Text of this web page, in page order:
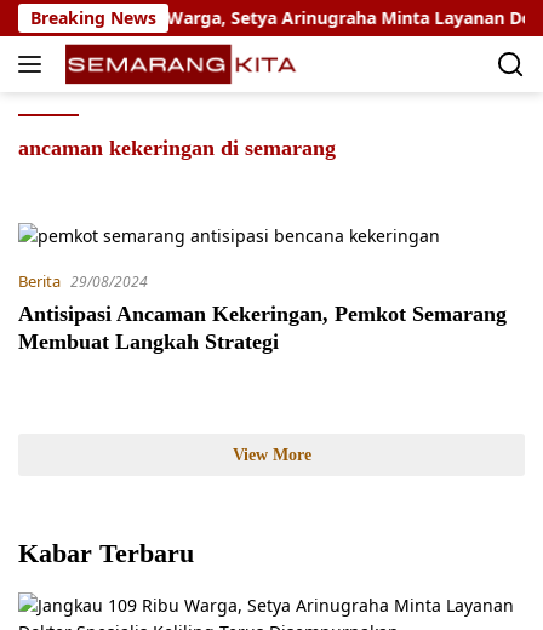
Skip
to
content
Breaking News
109 Ribu Warga, Setya Arinugraha Minta Layanan
ancaman kekeringan di semarang
Berita 29/08/2024
Antisipasi Ancaman Kekeringan, Pemkot Semarang
Membuat Langkah Strategi
View More
Kabar Terbaru